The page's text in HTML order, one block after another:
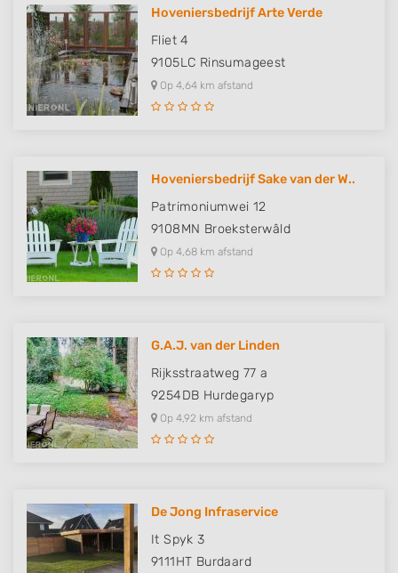
Hoveniersbedrijf Arte Verde
Fliet 4
9105LC Rinsumageest
Op 4,64 km afstand
Hoveniersbedrijf Sake van der W..
Patrimoniumwei 12
9108MN Broeksterwâld
Op 4,68 km afstand
G.A.J. van der Linden
Rijksstraatweg 77 a
9254DB Hurdegaryp
Op 4,92 km afstand
De Jong Infraservice
It Spyk 3
9111HT Burdaard